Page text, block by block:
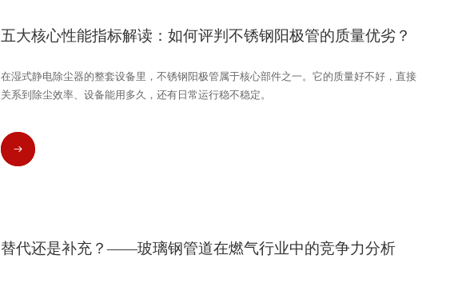
五大核心性能指标解读：如何评判不锈钢阳极管的质量优劣？
在湿式静电除尘器的整套设备里，不锈钢阳极管属于核心部件之一。它的质量好不好，直接
关系到除尘效率、设备能用多久，还有日常运行稳不稳定。
READ MORE
替代还是补充？——玻璃钢管道在燃气行业中的竞争力分析